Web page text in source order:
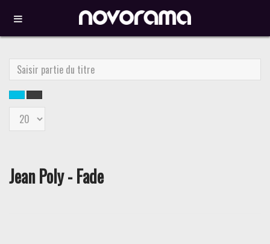
Saisir
partie
du
titre
Affichage
#
Jean Poly - Fade